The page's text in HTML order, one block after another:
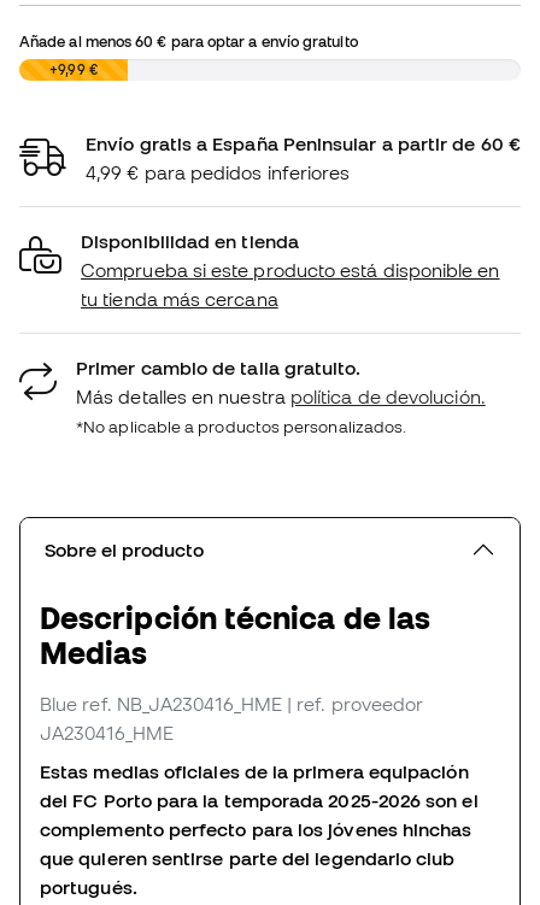
Añade al menos60 € para optar a envío gratuito
0,00 €+9,99 €
Envío gratis a España Peninsular a partir de 60 €
4,99 € para pedidos inferiores
Disponibilidad en tienda
Comprueba si este producto está disponible en
tu tienda más cercana
Primer cambio de talla gratuito.
Más detalles en nuestra política de devolución.
*No aplicable a productos personalizados.
Sobre el producto
Descripción técnica de las
Medias
Blue ref. NB_JA230416_HME | ref. proveedor
JA230416_HME
Estas medias oficiales de la primera equipación
del FC Porto para la temporada 2025-2026 son el
complemento perfecto para los jóvenes hinchas
que quieren sentirse parte del legendario club
portugués.